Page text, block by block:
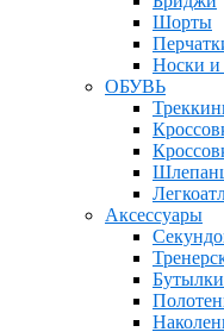
Шорты
Носки и
ОБУВЬ
Аксессуары